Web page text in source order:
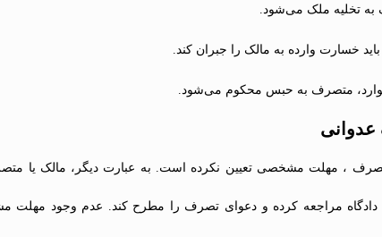
تخلیه ملک می‌شود.
خسارت وارده به مالک را جبران کند.
متصرف به حبس محکوم می‌شود.
تصرف ، مهلت مشخصی تعیین نکرده است. به عبارت دیگر، مالک یا
دادگاه مراجعه کرده و دعوای تصرف را مطرح کند. عدم وجود مهلت